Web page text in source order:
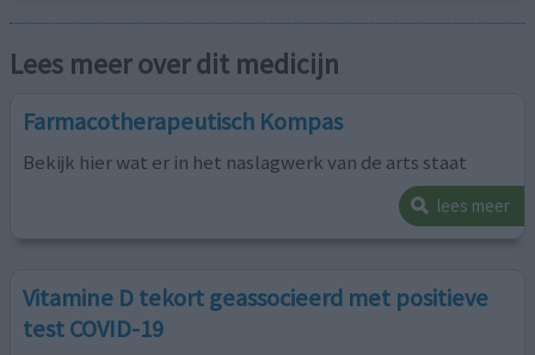
Lees meer over dit medicijn
Farmacotherapeutisch Kompas
Bekijk hier wat er in het naslagwerk van de arts staat
lees meer
Vitamine D tekort geassocieerd met positieve
test COVID-19